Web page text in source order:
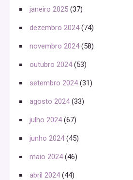
janeiro 2025 (37)
dezembro 2024(74)
novembro 2024(58)
outubro 2024(53)
setembro 2024(31)
agosto 2024(33)
julho 2024(67)
junho 2024(45)
maio 2024(46)
abril 2024(44)